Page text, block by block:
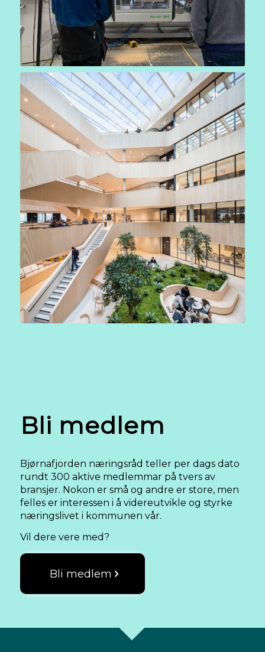
Bli medlem
Bjørnafjorden næringsråd teller per dags dato
rundt 300 aktive medlemmar på tvers av
bransjer. Nokon er små og andre er store, men
felles er interessen i å videreutvikle og styrke
næringslivet i kommunen vår.
Vil dere vere med?
Bli medlem